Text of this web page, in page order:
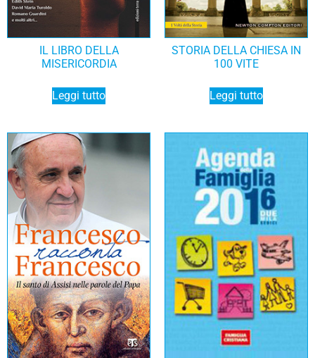
IL LIBRO DELLA
MISERICORDIA
Leggi tutto
STORIA DELLA CHIESA IN
100 VITE
Leggi tutto